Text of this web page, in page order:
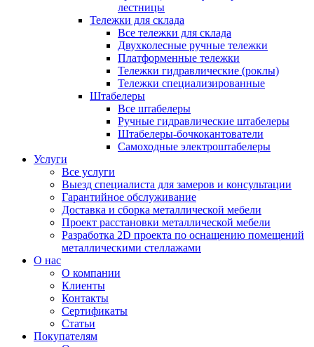
лестницы
Тележки для склада
Все тележки для склада
Двухколесные ручные тележки
Платформенные тележки
Тележки гидравлические (роклы)
Тележки специализированные
Штабелеры
Все штабелеры
Ручные гидравлические штабелеры
Штабелеры-бочкокантователи
Самоходные электроштабелеры
Услуги
Все услуги
Выезд специалиста для замеров и консультации
Гарантийное обслуживание
Доставка и сборка металлической мебели
Проект расстановки металлической мебели
Разработка 2D проекта по оснащению помещений
металлическими стеллажами
О нас
О компании
Клиенты
Контакты
Сертификаты
Статьи
Покупателям